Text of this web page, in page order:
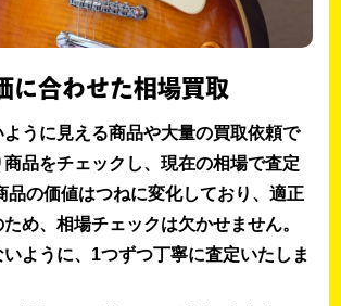
に合わせた相場買取
うに見える商品や大量の買取依頼で
商品をチェックし、現在の相場で査定
品の価値はつねに変化しており、適正
め、相場チェックは欠かせません。
ように、1つずつ丁寧に査定いたしま